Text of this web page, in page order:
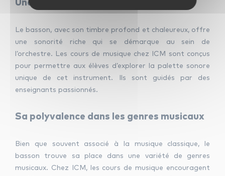
Une sonorité riche et profonde
Le basson, avec son timbre profond et chaleureux, offre
une sonorité riche qui se démarque au sein de
l’orchestre. Les cours de musique chez ICM sont conçus
pour permettre aux élèves d’explorer la palette sonore
unique de cet instrument. Ils sont guidés par des
enseignants passionnés.
Sa polyvalence dans les genres musicaux
Bien que souvent associé à la musique classique, le
basson trouve sa place dans une variété de genres
musicaux. Chez ICM, les cours de musique encouragent